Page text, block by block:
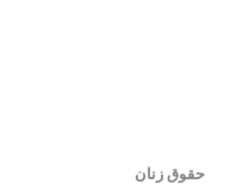
حقوق زنان